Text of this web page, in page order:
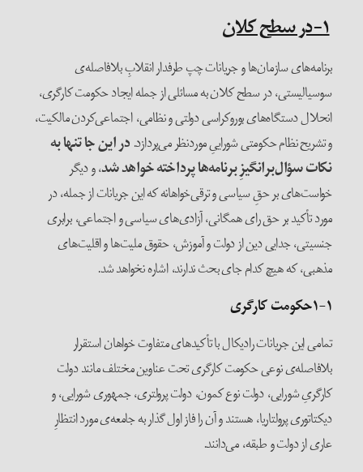
۱-در سطح کلان
برنامه‌های سازمان‌ها و جریانات چپ طرفدار انقلابِ بلافاصله‌ی
سوسیالیستی، در سطح کلان به مسائلی از جمله ایجاد حکومت کارگری،
انحلال دستگاه‌های بوروکراسی دولتی و نظامی، اجتماعی‌کردن مالکیت،
و تشریح نظام حکومتی شوراییِ موردنظر می‌پردازد. در این جا تنها به
نکات سؤال‌بر‌انگیزِ برنامه‌ها پرداخته خواهد شد، و دیگر
خواست‌های بر حقِ سیاسی و ترقی‌خواهانه که این جریانات از جمله، در
مورد تأکید بر حق رای همگانی، آزادی‌های سیاسی و اجتماعی، برابری
جنسیتی، جدایی دین از دولت و آموزش، حقوق ملیت‌ها و اقلیت‌های
مذهبی، که هیچ کدام جای بحث ندارند، اشاره نخواهد شد.
۱-۱حکومت کارگری
تمامی این جریانات رادیکال با تأکیدهای متفاوت خواهان استقرار
بلافاصله‌ی نوعی حکومت کارگری تحت عناوین مختلف مانند دولت
کارگریِ شورایی، دولت نوع کمون، دولت پرولتری، جمهوری شورایی، و
دیکتاتوری پرولتاریا، هستند و آن را فاز اول گذار به جامعه‌ی مورد انتظارِ
عاری از دولت و طبقه، می‌دانند.